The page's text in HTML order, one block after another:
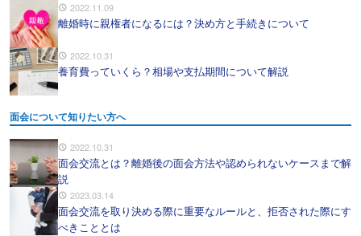
2022.11.09
離婚時に親権者になるには？決め方と手続きについて
2022.10.31
養育費っていくら？相場や支払期間について解説
面会について知りたい方へ
2022.10.31
面会交流とは？離婚後の面会方法や認められないケースまで解
説
2023.03.14
面会交流を取り決める際に重要なルールと、拒否された際にす
べきこととは